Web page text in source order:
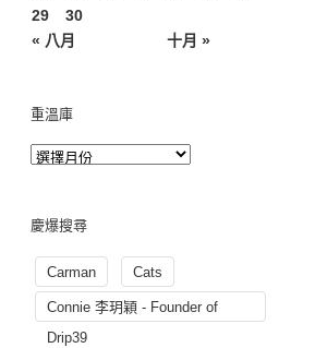
« 八月 十月 »
29
30
重溫庫
慶爆搜尋
Carman Cats
Connie 李玥穎 - Founder of
Drip39